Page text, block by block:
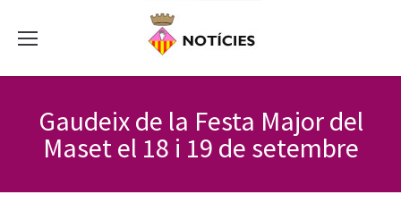
Gaudeix de la Festa Major del
Maset el 18 i 19 de setembre